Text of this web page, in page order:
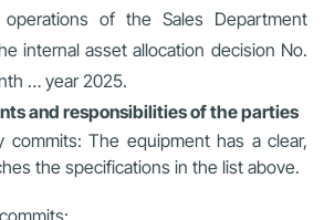
of the Sales Department
internal asset allocation decision No.
… year 2025.
and responsibilities of the parties
commits: The equipment has a clear,
the specifications in the list above.